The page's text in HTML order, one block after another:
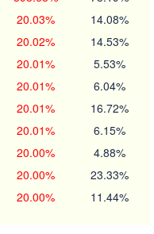
20.03% 14.08%
20.02% 14.53%
20.01% 5.53%
20.01% 6.04%
20.01% 16.72%
20.01% 6.15%
20.00% 4.88%
20.00% 23.33%
20.00% 11.44%